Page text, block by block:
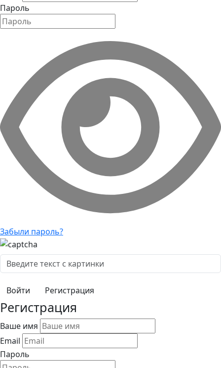
Пароль
Забыли пароль?
Регистрация
Регистрация
Ваше имя
Email
Пароль